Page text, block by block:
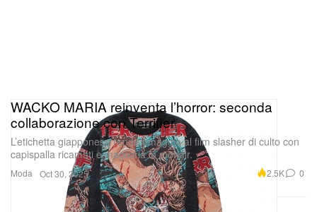
Moda
WACKO MARIA reinventa l’horror: seconda
collaborazione con Terrifier
L’etichetta giapponese rende omaggio al film slasher di culto con
capispalla ricamati e maglieria in mohair.
Oct 30, 2025 2.5K 0